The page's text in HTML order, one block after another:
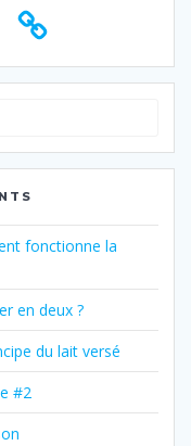
fonctionne la
en deux ?
du lait versé
#2